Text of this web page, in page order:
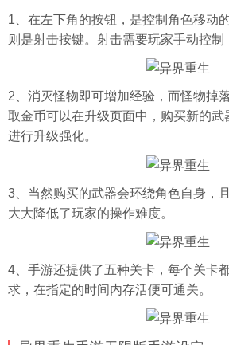
1、在左下角的按钮，是控制角色移动
则是射击按键。射击需要玩家手动控制
2、消灭怪物即可增加经验，而怪物掉
取金币可以在升级页面中，购买新的武
进行升级强化。
3、当然购买的武器会环绕角色自身，
大大降低了玩家的操作难度。
4、手游还提供了五种关卡，每个关卡
求，在指定的时间内存活便可通关。